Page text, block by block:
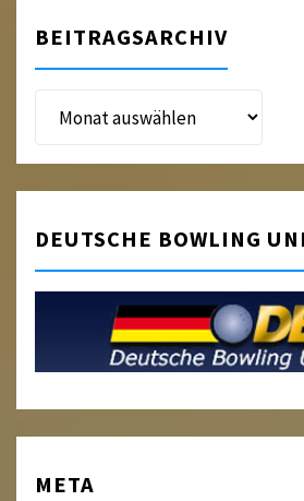
BEITRAGSARCHIV
Beitragsarchiv
DEUTSCHE BOWLING
META